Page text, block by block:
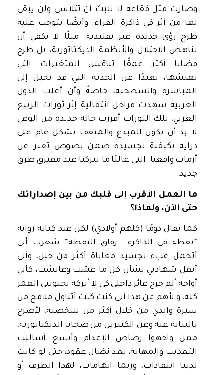
وصارت مثل فقاعة لا تلبث أن تتلاشى ولن يبقى
لها من أثر في ذاكرة القراء. وأيضًا يتوجب عليه
طرح رؤى جديدة غير تقليدية. مثلًا لا يكفي أن
نناهض الاحتلال والأنظمة الديكتاتورية، بل طرح
قضايا أكثر عمقًا تناقش المتغيرات التي
نعيشها، بعيدًا عن الحدية التي قد تحيل إلى
المباشرة والسطحية، خاصةً وأن أغلب الدول
العربية شهدت مراحل انتقالية إثر ثورات الربيع
العربي، تلك الثورات أفرزت حالة جديدة من الوعي
لا بد أن يكون المبدع والمثقف بشكل عام على
دراية بكيفية تجسيده ضمن نصوص تعبر عن
أزمات واقعنا التي غالبًا ما تتركنا عند مفترق طرق
جديد.
ما العمل الأقرب إلى قلبك من بين إصداراتك
حتى الآن، ولماذا؟
كما يقال دومًا (كلهم أولادي) لكن عند كتابة رواية
“نقطة في الذاكرة… رفاق النقطة” شعرت أني
أتحمل عبء تجسيد معاناة أكثر من جيل، وأني
أنقل شهادتي بشأن كل ما عشت وعايشت، كأني
أواجه ألم جرح غائر داخلي كي لا أتركه يحتويني العمر
كله، والأهم من هذا أني كنت كنت أتناول ملامح من
سيرة والدي من خلال أكثر من شخصية، لأصرخ
بالنيابة عنه وعن الكثيرين من ضحايا الديكتاتورية،
ممن واجهوا رصاص الإعدام وأبشع أساليب
التعذيب والمهانة، بعد نضال عقود، حتى لو كانت
لدينا انتقادات، وربما اتهامات، لهذا الطرف أو